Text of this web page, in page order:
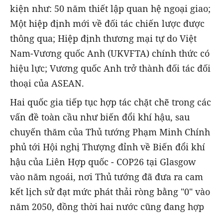
kiện như: 50 năm thiết lập quan hệ ngoại giao;
Một hiệp định mới về đối tác chiến lược được
thông qua; Hiệp định thương mại tự do Việt
Nam-Vương quốc Anh (UKVFTA) chính thức có
hiệu lực; Vương quốc Anh trở thành đối tác đối
thoại của ASEAN.
Hai quốc gia tiếp tục hợp tác chặt chẽ trong các
vấn đề toàn cầu như biến đổi khí hậu, sau
chuyến thăm của Thủ tướng Phạm Minh Chính
phủ tới Hội nghị Thượng đỉnh về Biến đổi khí
hậu của Liên Hợp quốc - COP26 tại Glasgow
vào năm ngoái, nơi Thủ tướng đã đưa ra cam
kết lịch sử đạt mức phát thải ròng bằng "0" vào
năm 2050, đồng thời hai nước cũng đang hợp